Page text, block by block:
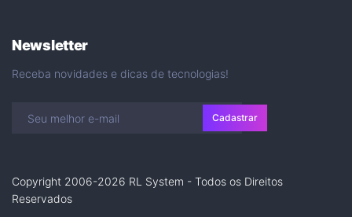
Newsletter
Receba novidades e dicas de tecnologias!
Cadastrar
Copyright 2006-2026 RL System - Todos os Direitos
Reservados